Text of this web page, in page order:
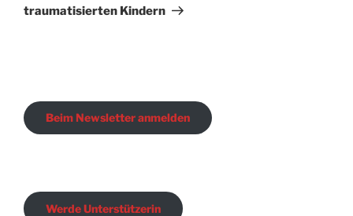
traumatisierten Kindern
Beim Newsletter anmelden
Werde Unterstützerin